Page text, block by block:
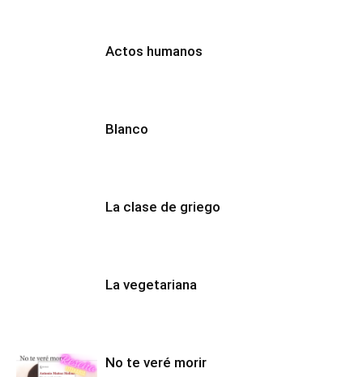
Actos humanos
Blanco
La clase de griego
La vegetariana
No te veré morir